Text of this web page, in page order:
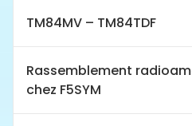
TM84MV – TM84TDF
Rassemblement
chez F5SYM